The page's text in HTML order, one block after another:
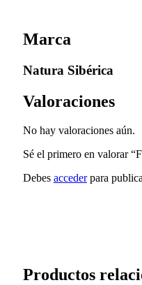
Marca
Natura Sibérica
Valoraciones
No hay valoraciones aún.
Sé el primero en valorar
Debes accederpara
Productos